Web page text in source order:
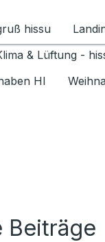
umschalten
hissu
& Lüftung -
HI
Beiträge